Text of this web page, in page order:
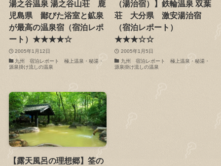
湯之谷温泉 湯之谷山荘 鹿
児島県 鄙びた浴室と鉱泉
が最高の温泉宿（宿泊レポ
ート）★★★★☆
2005年1月12日
九州 宿泊レポート 極上温泉・秘湯・
源泉掛け流しの温泉
（湯治宿）】鉄輪温泉 双葉
荘 大分県 激安湯治宿
（宿泊レポート）
★★★☆☆
2005年1月5日
九州 宿泊レポート 極上温泉・秘湯・
源泉掛け流しの温泉
【露天風呂の理想郷】筌の